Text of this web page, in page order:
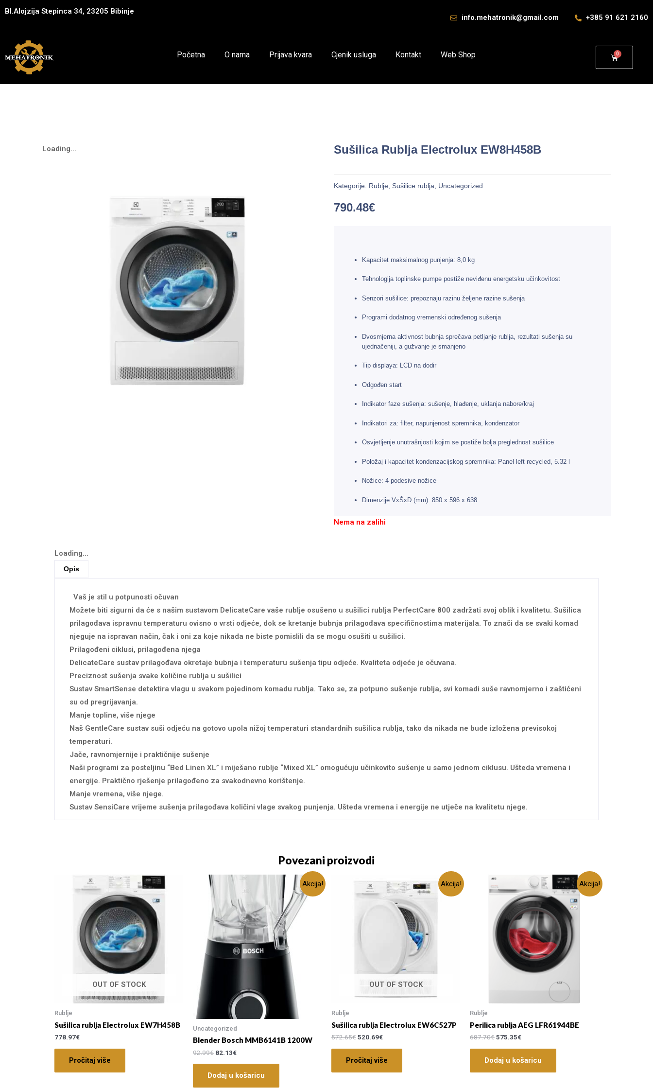
Bl.Alojzija Stepinca 34, 23205 Bibinje
info.mehatronik@gmail.com +385 91 621 2160
Početna O nama Prijava kvara Cjenik usluga Kontakt Web Shop
Loading... Sušilica Rublja Electrolux EW8H458B
Kategorije: Rublje, Sušilice rublja, Uncategorized
790.48€
Kapacitet maksimalnog punjenja: 8,0 kg
Tehnologija toplinske pumpe postiže neviđenu energetsku učinkovitost
Senzori sušilice: prepoznaju razinu željene razine sušenja
Programi dodatnog vremenski određenog sušenja
Dvosmjerna aktivnost bubnja sprečava petljanje rublja, rezultati sušenja su
ujednačeniji, a gužvanje je smanjeno
Tip displaya: LCD na dodir
Odgođen start
Indikator faze sušenja: sušenje, hlađenje, uklanja nabore/kraj
Indikatori za: filter, napunjenost spremnika, kondenzator
Osvjetljenje unutrašnjosti kojim se postiže bolja preglednost sušilice
Položaj i kapacitet kondenzacijskog spremnika: Panel left recycled, 5.32 l
Nožice: 4 podesive nožice
Dimenzije VxŠxD (mm): 850 x 596 x 638
Nema na zalihi
Loading...
Opis
Vaš je stil u potpunosti očuvan
Možete biti sigurni da će s našim sustavom DelicateCare vaše rublje osušeno u sušilici rublja PerfectCare 800 zadržati svoj oblik i kvalitetu. Sušilica
prilagođava ispravnu temperaturu ovisno o vrsti odjeće, dok se kretanje bubnja prilagođava specifičnostima materijala. To znači da se svaki komad
njeguje na ispravan način, čak i oni za koje nikada ne biste pomislili da se mogu osušiti u sušilici.
Prilagođeni ciklusi, prilagođena njega
DelicateCare sustav prilagođava okretaje bubnja i temperaturu sušenja tipu odjeće. Kvaliteta odjeće je očuvana.
Preciznost sušenja svake količine rublja u sušilici
Sustav SmartSense detektira vlagu u svakom pojedinom komadu rublja. Tako se, za potpuno sušenje rublja, svi komadi suše ravnomjerno i zaštićeni
su od pregrijavanja.
Manje topline, više njege
Naš GentleCare sustav suši odjeću na gotovo upola nižoj temperaturi standardnih sušilica rublja, tako da nikada ne bude izložena previsokoj
temperaturi.
Jače, ravnomjernije i praktičnije sušenje
Naši programi za posteljinu “Bed Linen XL” i miješano rublje “Mixed XL” omogućuju učinkovito sušenje u samo jednom ciklusu. Ušteda vremena i
energije. Praktično rješenje prilagođeno za svakodnevno korištenje.
Manje vremena, više njege.
Sustav SensiCare vrijeme sušenja prilagođava količini vlage svakog punjenja. Ušteda vremena i energije ne utječe na kvalitetu njege.
Povezani proizvodi
OUT OF STOCK
Rublje
Sušilica rublja Electrolux EW7H458B
778.97€
Pročitaj više
Akcija!
Uncategorized
Blender Bosch MMB6141B 1200W
92.99€ 82.13€
Dodaj u košaricu
Akcija!
OUT OF STOCK
Rublje
Sušilica rublja Electrolux EW6C527P
572.65€520.69€
Pročitaj više
Akcija!
Rublje
Perilica rublja AEG LFR61944BE
687.70€575.35€
Dodaj u košaricu